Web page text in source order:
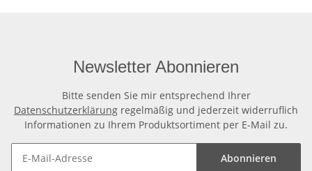
Newsletter Abonnieren
Bitte senden Sie mir entsprechend Ihrer
Datenschutzerklärung regelmäßig und jederzeit widerruflich
Informationen zu Ihrem Produktsortiment per E-Mail zu.
Abonnieren